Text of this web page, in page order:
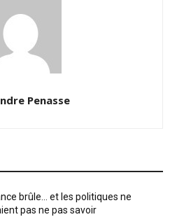
Penasse
brûle… et les politiques ne
pas ne pas savoir